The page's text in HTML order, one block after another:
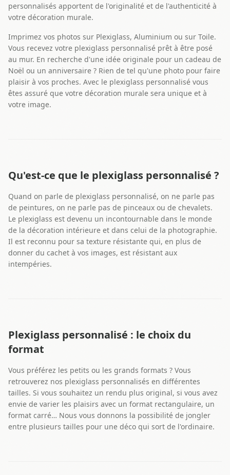
personnalisés apportent de l'originalité et de l'authenticité à
votre décoration murale.
Imprimez vos photos sur Plexiglass, Aluminium ou sur Toile.
Vous recevez votre plexiglass personnalisé prêt à être posé
au mur. En recherche d'une idée originale pour un cadeau de
Noël ou un anniversaire ? Rien de tel qu'une photo pour faire
plaisir à vos proches. Avec le plexiglass personnalisé vous
êtes assuré que votre décoration murale sera unique et à
votre image.
Qu'est-ce que le plexiglass personnalisé ?
Quand on parle de plexiglass personnalisé, on ne parle pas
de peintures, on ne parle pas de pinceaux ou de chevalets.
Le plexiglass est devenu un incontournable dans le monde
de la décoration intérieure et dans celui de la photographie.
Il est reconnu pour sa texture résistante qui, en plus de
donner du cachet à vos images, est résistant aux
intempéries.
Plexiglass personnalisé : le choix du
format
Vous préférez les petits ou les grands formats ? Vous
retrouverez nos plexiglass personnalisés en différentes
tailles. Si vous souhaitez un rendu plus original, si vous avez
envie de varier les plaisirs avec un format rectangulaire, un
format carré… Nous vous donnons la possibilité de jongler
entre plusieurs tailles pour une déco qui sort de l'ordinaire.